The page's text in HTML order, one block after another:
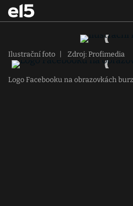
Ilustrační foto Zdroj: Profimedia
Logo Facebooku na obrazovkách